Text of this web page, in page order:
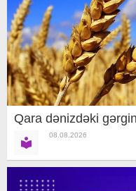
Qara dənizdəki
08.08.2026